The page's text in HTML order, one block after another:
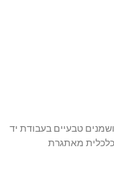
טבעיים בעבודת יד
מאתגרת